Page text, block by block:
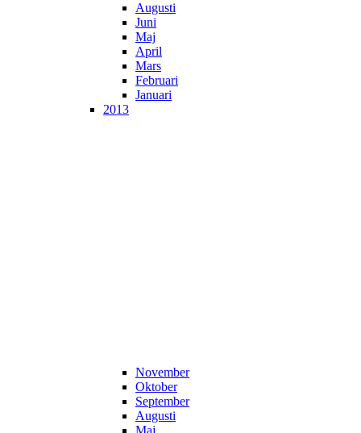
Augusti
Juni
Maj
April
Mars
Februari
Januari
2013
November
Oktober
September
Augusti
Maj